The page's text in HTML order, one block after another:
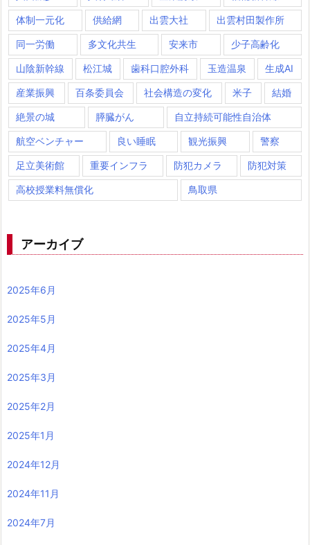
体制一元化 供給網 出雲大社 出雲村田製作所
同一労働 多文化共生 安来市 少子高齢化
山陰新幹線 松江城 歯科口腔外科 玉造温泉 生成AI
産業振興 百条委員会 社会構造の変化 米子 結婚
絶景の城 膵臓がん 自立持続可能性自治体
航空ベンチャー 良い睡眠 観光振興 警察
足立美術館 重要インフラ 防犯カメラ 防犯対策
高校授業料無償化 鳥取県
アーカイブ
2025年6月
2025年5月
2025年4月
2025年3月
2025年2月
2025年1月
2024年12月
2024年11月
2024年7月